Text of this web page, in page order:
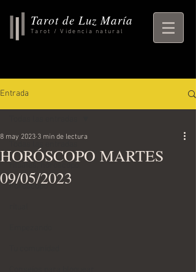
Tarot de Luz María
Tarot / Videncia natural
Entrada
horoscopo
HORÓSCOPO MARTES
09/05/2023
8 may 2023 3 min de lectura